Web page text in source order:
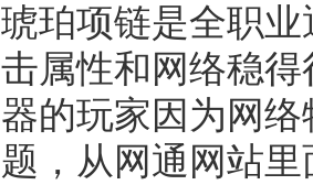
琥珀项链是全职
击属性和网络稳
器的玩家因为网
题，从网通网站